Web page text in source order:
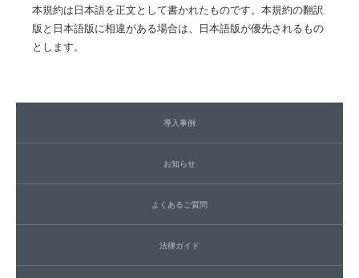
本規約は日本語を正文として書かれたものです。本規約の翻訳
版と日本語版に相違がある場合は、日本語版が優先されるもの
とします。
導入事例
お知らせ
よくあるご質問
法律ガイド